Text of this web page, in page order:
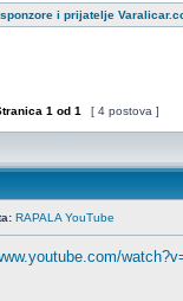
i prijatelje
tema je zaključana, ne
1 od 1 [ 4 postova ]
RAPALA YouTube